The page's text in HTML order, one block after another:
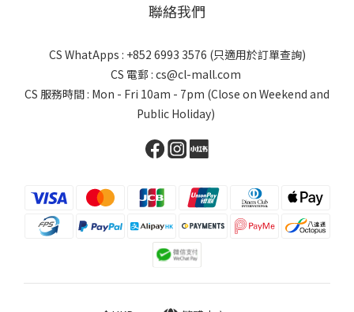
聯絡我們
CS WhatApps : +852 6993 3576 (只適用於訂單查詢)
CS 電郵 : cs@cl-mall.com
CS 服務時間 : Mon - Fri 10am - 7pm (Close on Weekend and
Public Holiday)